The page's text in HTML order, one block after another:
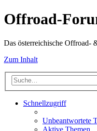
Offroad-
Das österreichische Offroad-
Zum Inhalt
Schnellzugriff
Unbeantwortete